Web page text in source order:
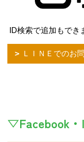
ID検索で追加もでき
ＬＩＮＥでのお
▽Facebook